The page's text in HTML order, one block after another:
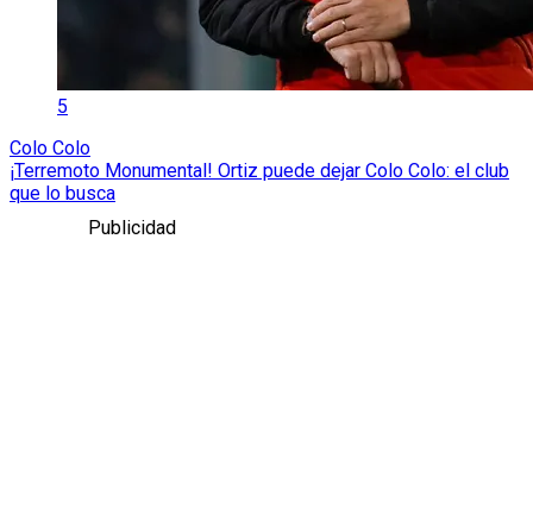
5
Colo Colo
¡Terremoto Monumental! Ortiz puede dejar Colo Colo: el club
que lo busca
Publicidad